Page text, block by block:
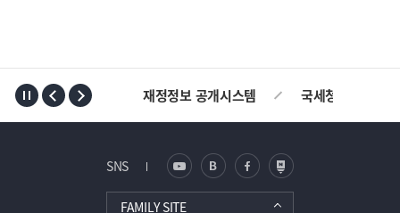
재정정보 공개시스템 국세청
SNS
FAMILY SITE